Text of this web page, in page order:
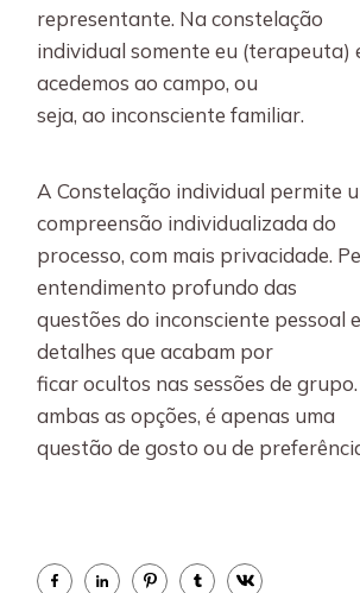
representante. Na constelação
individual somente eu (terapeuta)
acedemos ao campo, ou
seja, ao inconsciente familiar.
A Constelação individual permite
compreensão individualizada do
processo, com mais privacidade.
entendimento profundo das
questões do inconsciente pessoal
detalhes que acabam por
ficar ocultos nas sessões de
ambas as opções, é apenas uma
questão de gosto ou de